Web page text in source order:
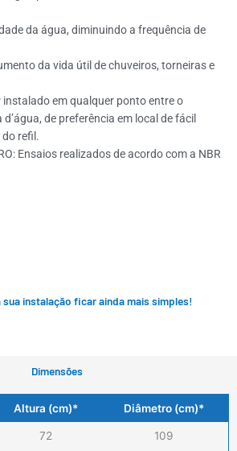
da água, diminuindo a frequência de
da vida útil de chuveiros, torneiras e
instalado em qualquer ponto entre o
de preferência em local de fácil
refil.
Ensaios realizados de acordo com a NBR
sua instalação ficar ainda mais simples!
Dimensões
Altura (cm)* Diâmetro (cm)*
72 109